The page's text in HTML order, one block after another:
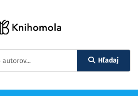
Hľadaj